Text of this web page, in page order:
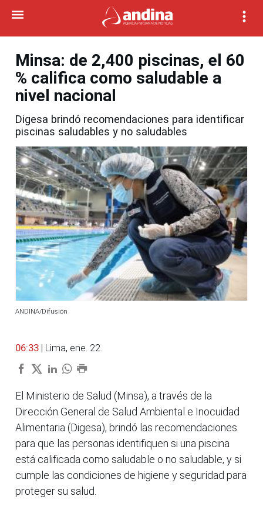
Minsa: de 2,400 piscinas, el 60
% califica como saludable a
nivel nacional
Digesa brindó recomendaciones para identificar
piscinas saludables y no saludables
ANDINA/Difusión
06:33 | Lima, ene. 22.
El Ministerio de Salud (Minsa), a través de la
Dirección General de Salud Ambiental e Inocuidad
Alimentaria (Digesa), brindó las recomendaciones
para que las personas identifiquen si una piscina
está calificada como saludable o no saludable, y si
cumple las condiciones de higiene y seguridad para
proteger su salud.